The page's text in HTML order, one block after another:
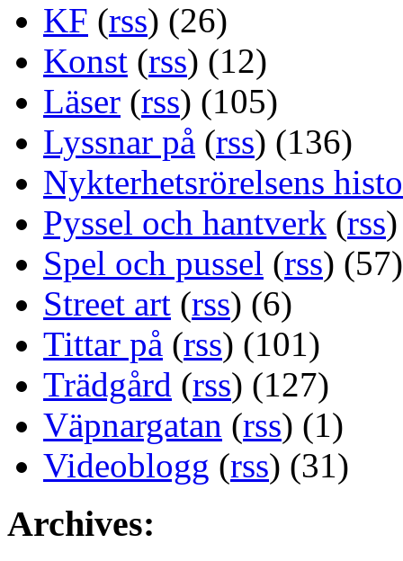
KF (rss) (26)
Konst (rss) (12)
Läser (rss) (105)
Lyssnar på (rss) (136)
Nykterhetsrörelsens
Pyssel och hantverk (rss
Spel och pussel (rss) (57)
Street art (rss) (6)
Tittar på (rss) (101)
Trädgård (rss) (127)
Väpnargatan (rss) (1)
Videoblogg (rss) (31)
Archives: